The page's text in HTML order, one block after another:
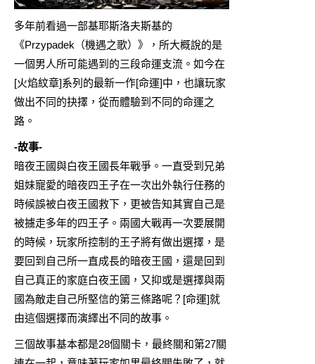
多年前看過一部基耶斯洛夫斯基的
《Przypadek（機遇之歌）》，所大概說的是
一個男人所可能遇到的三段命運支流。如今在
[火焰紋章]系列的最新一作[命運]中，也讓玩家
做出不同的抉擇，從而體驗到不同的命運之
路。
-故事-
暗夜王國與白夜王國長年戰爭。一直受到兄弟
姐妹寵愛的暗夜四王子在一次出外執行任務的
時候誤被白夜王國救下，更被告知其實自己是
被擄走多年的四王子。兩國大戰再一次要展開
的時候，玩家所控制的王子將有做出選擇，是
要回到自己所一直成長的暗夜王國，還是回到
自己真正的家庭白夜王國，又抑或是選擇與兩
國為敵走自己所堅信的第三條路呢？[命運]就
由這個選擇而演繹出不同的故事。
三個故事基本都是28個關卡，最終關和第27關